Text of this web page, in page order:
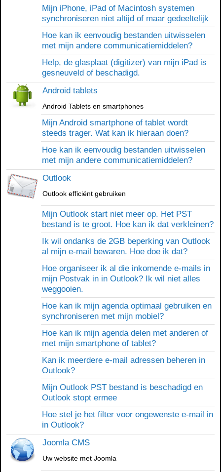
Mijn iPhone, iPad of Macintosh systemen
synchroniseren niet altijd of maar gedeeltelijk
Hoe kan ik eenvoudig bestanden uitwisselen
met mijn andere communicatiemiddelen?
Help, de glasplaat (digitizer) van mijn iPad is
gesneuveld of beschadigd.
Android tablets
Android Tablets en smartphones
Mijn Android smartphone of tablet wordt
steeds trager. Wat kan ik hieraan doen?
Hoe kan ik eenvoudig bestanden uitwisselen
met mijn andere communicatiemiddelen?
Outlook
Outlook efficiënt gebruiken
Mijn Outlook start niet meer op. Het PST
bestand is te groot. Hoe kan ik dat verkleinen?
Ik wil ondanks de 2GB beperking van Outlook
al mijn e-mail bewaren. Hoe doe ik dat?
Hoe organiseer ik al die inkomende e-mails in
mijn Postvak in in Outlook? Ik wil niet alles
weggooien.
Hoe kan ik mijn agenda optimaal gebruiken en
synchroniseren met mijn mobiel?
Hoe kan ik mijn agenda delen met anderen of
met mijn smartphone of tablet?
Kan ik meerdere e-mail adressen beheren in
Outlook?
Mijn Outlook PST bestand is beschadigd en
Outlook stopt ermee
Hoe stel je het filter voor ongewenste e-mail in
in Outlook?
Joomla CMS
Uw website met Joomla